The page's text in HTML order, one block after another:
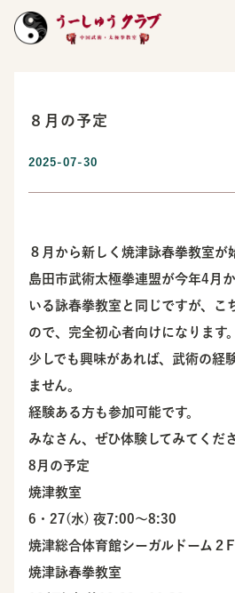
８月の予定
2025-07-30
８月から新しく焼津詠春拳教室が
島田市武術太極拳連盟が今年4月
いる詠春拳教室と同じですが、こ
ので、完全初心者向けになります。
少しでも興味があれば、武術の経
ません。
経験ある方も参加可能です。
みなさん、ぜひ体験してみてくだ
8月の予定
焼津教室
6・27(水) 夜7:00〜8:30
焼津総合体育館シーガルドーム２
焼津詠春拳教室